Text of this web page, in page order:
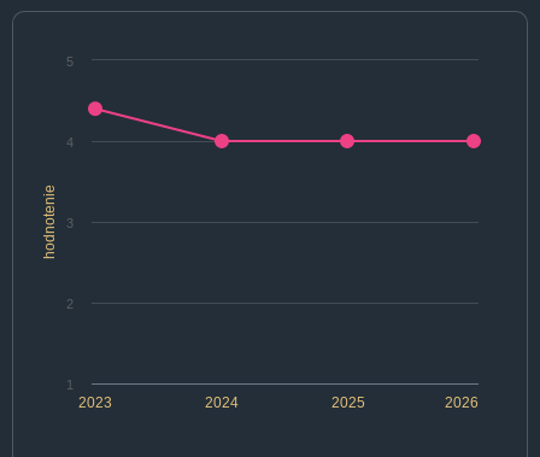
hodnotenie
2024 2026
2023 2025
1
2
3
4
5